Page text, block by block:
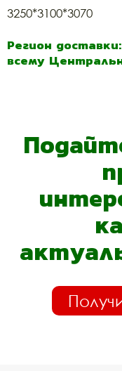
3250*3100*3070
Регион
всему